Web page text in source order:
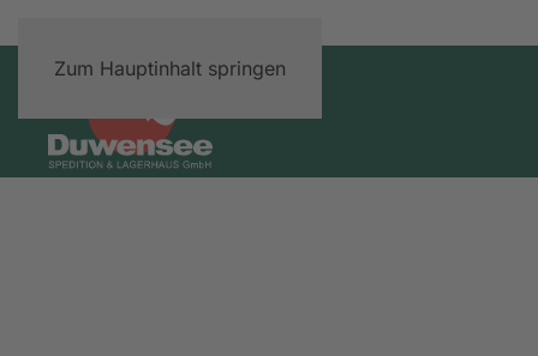
Zum Hauptinhalt springen